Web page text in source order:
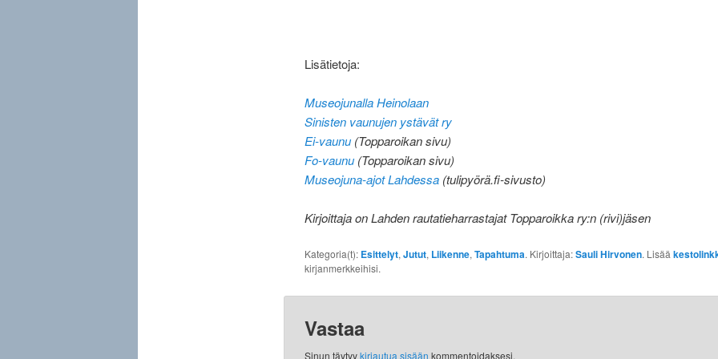
Lisätietoja:
Museojunalla Heinolaan
Sinisten vaunujen ystävät ry
Ei-vaunu(Topparoikan sivu)
Fo-vaunu(Topparoikan sivu)
Museojuna-ajot Lahdessa (tulipyörä.fi-sivusto)
Kirjoittaja on Lahden rautatieharrastajat Topparoikka ry:n (rivi)jäsen
Kategoria(t): Esittelyt, Jutut, Liikenne, Tapahtuma. Kirjoittaja:Sauli Hirvonen. Lisää
kirjanmerkkeihisi.
Vastaa
Sinun täytyykirjautua sisään kommentoidaksesi.